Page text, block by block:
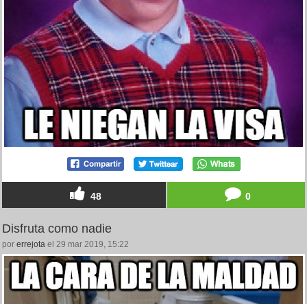
48 0
Disfruta como nadie
por errejota el 29 mar 2019, 15:22